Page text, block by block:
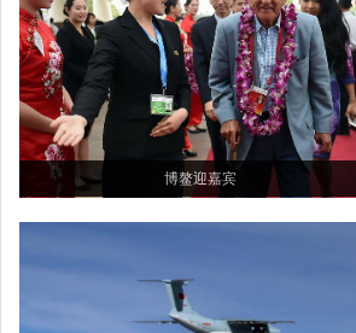
博鳌迎嘉宾